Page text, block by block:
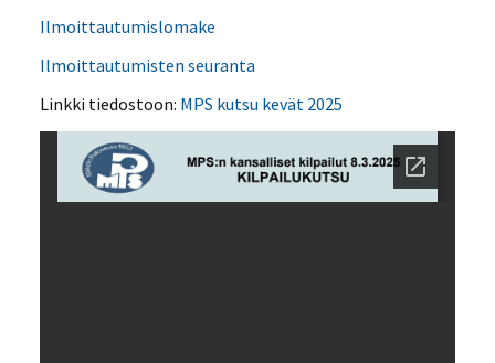
Ilmoittautumislomake
Ilmoittautumisten seuranta
Linkki tiedostoon: MPS kutsu kevät 2025